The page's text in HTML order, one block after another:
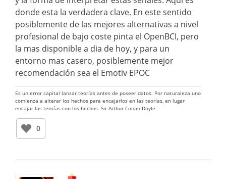
donde esta la verdadera clave. En este sentido
posiblemente de las mejores alternativas a nivel
profesional de bajo coste pinta el OpenBCI, pero
la mas disponible a dia de hoy, y para un
entorno mas casero, posiblemente mejor
recomendación sea el Emotiv EPOC
Es un error capital lanzar teorías antes de poseer datos. Por naturaleza uno
comienza a alterar los hechos para encajarlos en las teorías, en lugar
encajar las teorías con los hechos. Sir Arthur Conan Doyle
0